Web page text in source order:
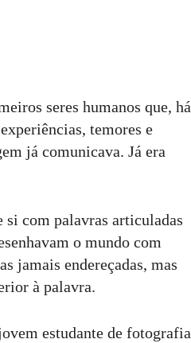
seres humanos que, há
temores e
já comunicava. Já era
si com palavras articuladas
o mundo com
jamais endereçadas, mas
à palavra.
estudante de fotografia